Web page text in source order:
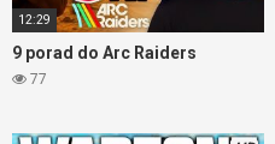
12:29
9 porad do Arc Raiders
77